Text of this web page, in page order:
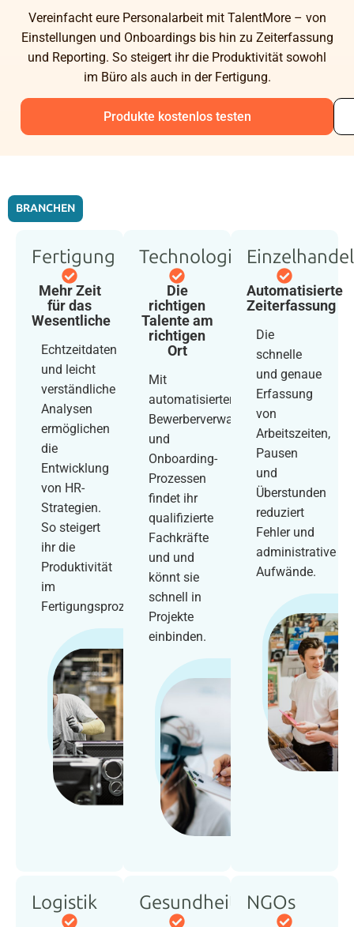
Vereinfacht eure Personalarbeit mit TalentMore – von
Einstellungen und Onboardings bis hin zu Zeiterfassung
und Reporting. So steigert ihr die Produktivität sowohl
im Büro als auch in der Fertigung.
Produkte kostenlos testen
BRANCHEN
Fertigung
Mehr Zeit
für das
Wesentliche
Echtzeitdaten
und leicht
verständliche
Analysen
ermöglichen
die
Entwicklung
von HR-
Strategien.
So steigert
ihr die
Produktivität
im
Fertigungsprozess.
Technologie
Die
richtigen
Talente am
richtigen
Ort
Mit
automatisierter
Bewerberverwaltung
und
Onboarding-
Prozessen
findet ihr
qualifizierte
Fachkräfte
und und
könnt sie
schnell in
Projekte
einbinden.
Einzelhandel
Automatisierte
Zeiterfassung
Die
schnelle
und genaue
Erfassung
von
Arbeitszeiten,
Pausen
und
Überstunden
reduziert
Fehler und
administrative
Aufwände.
Logistik Gesundheitswesen
NGOs